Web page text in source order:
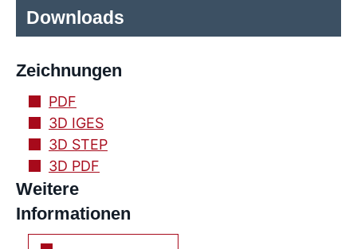
Downloads
Zeichnungen
PDF
3D IGES
3D STEP
3D PDF
Weitere
Informationen